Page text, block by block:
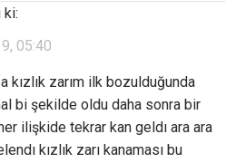
ki:
05:40
kızlık zarım ilk bozulduğunda
bi şekilde oldu daha sonra bir
ilişkide tekrar kan geldı ara ara
kızlık zarı kanaması bu